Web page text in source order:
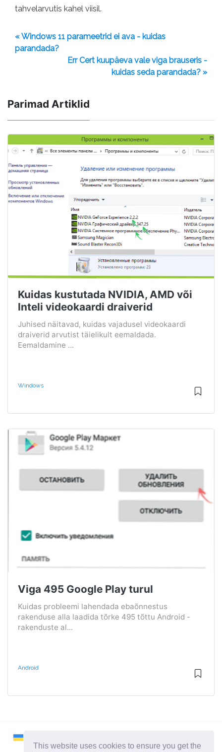
This website uses cookies to ensure you get the
tahvelarvutis kahel viisil.
« Windows 11 parameetrid ei ava - kuidas
parandada?
Err Cert kuupäeva vale viga brauseris -
kuidas seda parandada? »
Parimad Artiklid
Kuidas kustutada NVIDIA, AMD või
Inteli videokaardi draiverid
Juhised näitavad, kuidas vajadusel videokaardi
draiverid arvutist täielikult eemaldada.
Eemaldamine ...
Windows
Viga 495 Google Play turul
Kuidas probleemi lahendada ebaõnnestus
rakenduse alla laadida tõrke 495 tõttu Android -
rakenduste al...
Android